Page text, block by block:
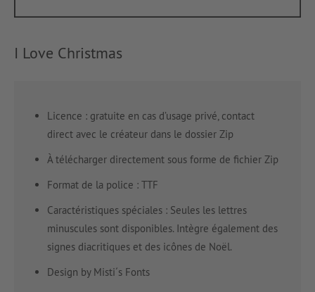
I Love Christmas
Licence : gratuite en cas d’usage privé, contact
direct avec le créateur dans le dossier Zip
À télécharger directement sous forme de fichier Zip
Format de la police : TTF
Caractéristiques spéciales : Seules les lettres
minuscules sont disponibles. Intègre également des
signes diacritiques et des icônes de Noël.
Design by Misti´s Fonts